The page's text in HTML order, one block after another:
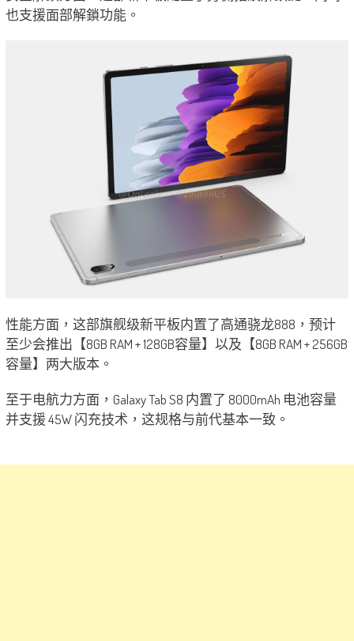
也支援面部解鎖功能。
性能方面，这部旗舰级新平板内置了高通骁龙888，预计
至少会推出【8GB RAM + 128GB容量】以及【8GB RAM + 256GB
容量】两大版本。
至于电航力方面，Galaxy Tab S8 内置了 8000mAh 电池容量
并支援 45W 闪充技术，这规格与前代基本一致。